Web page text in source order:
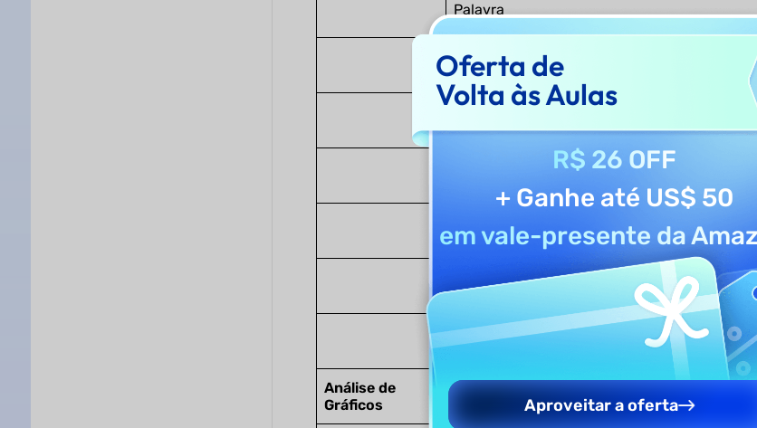
Palavra
Distinguir-se
Imagem
CSV
Visio
Análise de
Gráficos
Análise de Gráficos Gerais
Oferta de
Volta às Aulas
R$ 26 OFF
+ Ganhe até US$ 50
em vale-presente da
Aproveitar a oferta